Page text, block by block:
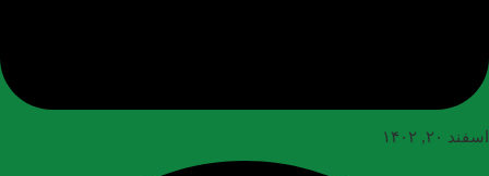
اسفند ۲۰, ۱۴۰۲